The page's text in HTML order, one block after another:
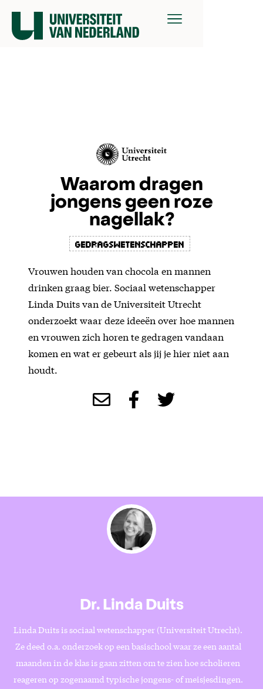
Waarom dragen
jongens geen roze
nagellak?
gedragswetenschappen
Vrouwen houden van chocola en mannen
drinken graag bier. Sociaal wetenschapper
Linda Duits van de Universiteit Utrecht
onderzoekt waar deze ideeën over hoe mannen
en vrouwen zich horen te gedragen vandaan
komen en wat er gebeurt als jij je hier niet aan
houdt.
Dr. Linda Duits
Linda Duits is sociaal wetenschapper (Universiteit Utrecht).
Ze deed o.a. onderzoek op een basischool waar ze een aantal
maanden in de klas is gaan zitten om te zien hoe scholieren
reageren op zogenaamd typische jongens- of meisjesdingen.